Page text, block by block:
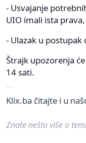
- Usvajanje
UIO imali ista
- Ulazak u
Štrajk upozorenja
14 sati.
Klix.ba čitajte i u
Znate nešto više o